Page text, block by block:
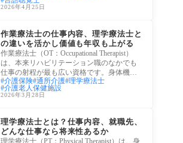
2026年4月25日
作業療法士の仕事内容、理学療法士と
の違いを活かし価値も年収も上がる
作業療法士（OT：Occupational Therapist）
は、本来リハビリテーション職のなかでも
仕事の射程が最も広い資格です。身体機能
だけでなく、
介護保険 通所介護 理学療法士
介護老人保健施設
2026年3月28日
理学療法士とは？仕事内容、就職先、
どんな仕事なら将来性あるか
理学療法士（PT：Physical Therapist）は、身